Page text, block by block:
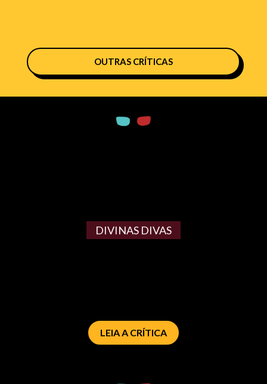
OUTRAS CRÍTICAS
DIVINAS DIVAS
LEIA A CRÍTICA